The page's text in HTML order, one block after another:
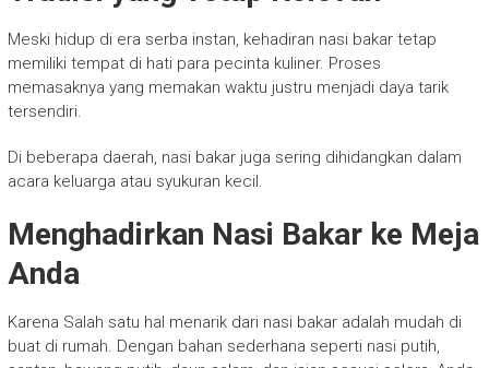
Meski hidup di era serba instan, kehadiran nasi bakar tetap
memiliki tempat di hati para pecinta kuliner. Proses
memasaknya yang memakan waktu justru menjadi daya tarik
tersendiri.
Di beberapa daerah, nasi bakar juga sering dihidangkan dalam
acara keluarga atau syukuran kecil.
Menghadirkan Nasi Bakar ke Meja
Anda
Karena Salah satu hal menarik dari nasi bakar adalah mudah di
buat di rumah. Dengan bahan sederhana seperti nasi putih,